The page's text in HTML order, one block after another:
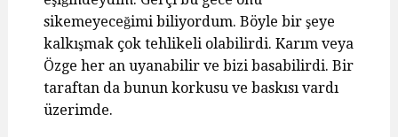
sikemeyeceğimi biliyordum. Böyle bir şeye
kalkışmak çok tehlikeli olabilirdi. Karım veya
Özge her an uyanabilir ve bizi basabilirdi. Bir
taraftan da bunun korkusu ve baskısı vardı
üzerimde.